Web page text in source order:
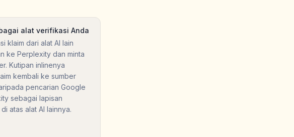
alat verifikasi Anda
klaim dari alat AI lain
ke Perplexity dan minta
Kutipan inlinenya
kembali ke sumber
pencarian Google
sebagai lapisan
atas alat AI lainnya.